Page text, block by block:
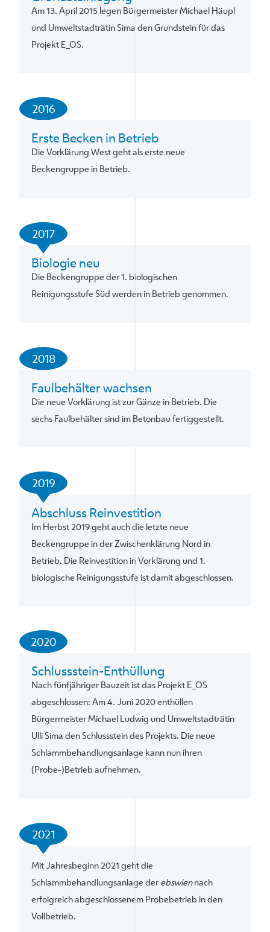
Am 13. April 2015 legen Bürgermeister Michael Häupl
und Umweltstadträtin Sima den Grundstein für das
Projekt E_OS.
2016
Erste Becken in Betrieb
Die Vorklärung West geht als erste neue
Beckengruppe in Betrieb.
2017
Biologie neu
Die Beckengruppe der 1. biologischen
Reinigungsstufe Süd werden in Betrieb genommen.
2018
Faulbehälter wachsen
Die neue Vorklärung ist zur Gänze in Betrieb. Die
sechs Faulbehälter sind im Betonbau fertiggestellt.
2019
Abschluss Reinvestition
Im Herbst 2019 geht auch die letzte neue
Beckengruppe in der Zwischenklärung Nord in
Betrieb. Die Reinvestition in Vorklärung und 1.
biologische Reinigungsstufe ist damit abgeschlossen.
2020
Schlussstein-Enthüllung
Nach fünfjähriger Bauzeit ist das Projekt E_OS
abgeschlossen: Am 4. Juni 2020 enthüllen
Bürgermeister Michael Ludwig und Umweltstadträtin
Ulli Sima den Schlussstein des Projekts. Die neue
Schlammbehandlungsanlage kann nun ihren
(Probe-)Betrieb aufnehmen.
2021
Mit Jahresbeginn 2021 geht die
Schlammbehandlungsanlage der ebswiennach
erfolgreich abgeschlossenem Probebetrieb in den
Vollbetrieb.